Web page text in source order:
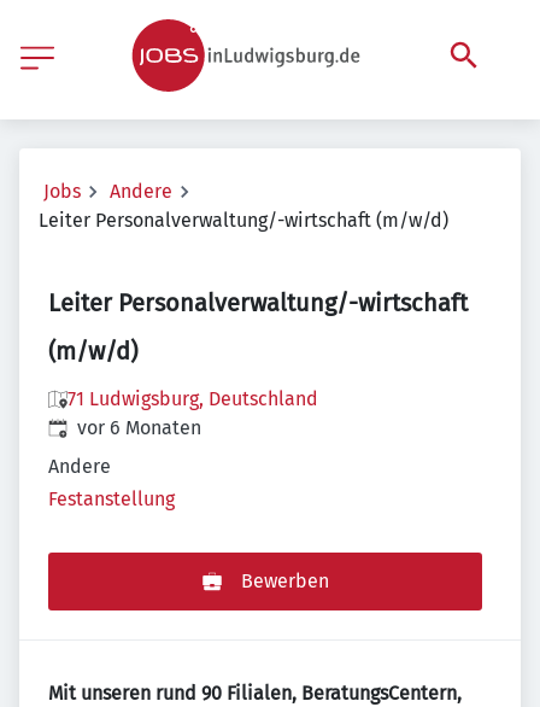
Jobs
Andere
Leiter Personalverwaltung/-wirtschaft (m/w/d)
Leiter Personalverwaltung/-wirtschaft
(m/w/d)
71 Ludwigsburg, Deutschland
Veröffentlicht:
vor 6 Monaten
Andere
Festanstellung
Bewerben
Mit unseren rund 90 Filialen, BeratungsCentern,